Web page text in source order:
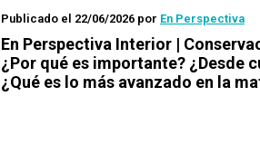
Publicado el 22/06/2026 por En Perspectiva
En Perspectiva Interior |
¿Por qué es importante? ¿Desde
¿Qué es lo más avanzado en la